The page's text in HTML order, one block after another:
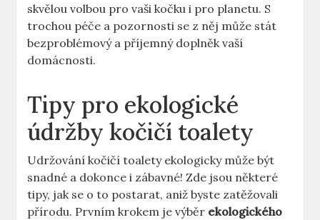
skvělou volbou pro vaši kočku i pro planetu. S
trochou péče a pozornosti se z něj může stát
bezproblémový a příjemný doplněk vaší
domácnosti.
Tipy pro ekologické
údržby kočičí toalety
Udržování kočičí toalety ekologicky může být
snadné a dokonce i zábavné! Zde jsou některé
tipy, jak se o to postarat, aniž byste zatěžovali
přírodu. Prvním krokem je výběr ekologického